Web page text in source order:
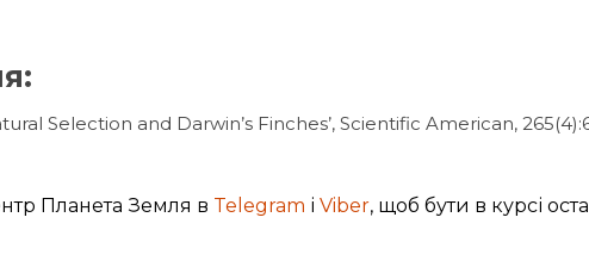
Selection and Darwin’s Finches’, Scientific American,
Планета Земля в Telegram іViber, щоб бути в курсі